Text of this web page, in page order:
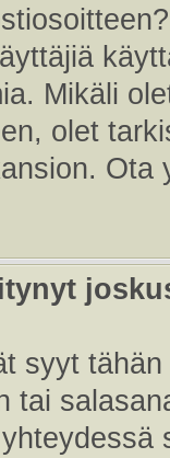
Mikäli
olet
Ota
syyt
tai